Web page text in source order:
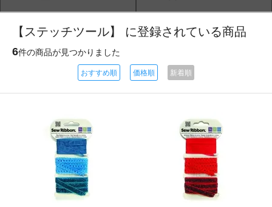
【ステッチツール】 に登録されている商品
6件の商品が見つかりました
おすすめ順 価格順 新着順